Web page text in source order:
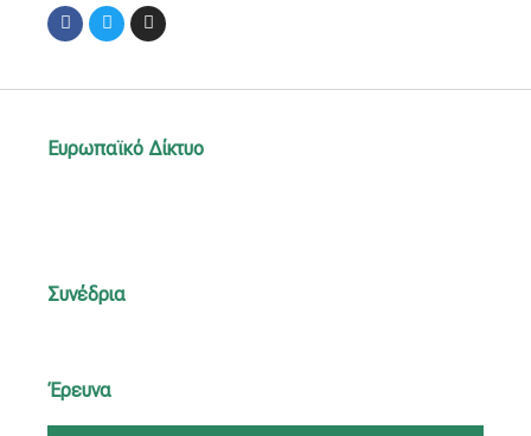
Facebook
TwitterInstagram
Ευρωπαϊκό Δίκτυο
Συνέδρια
Έρευνα